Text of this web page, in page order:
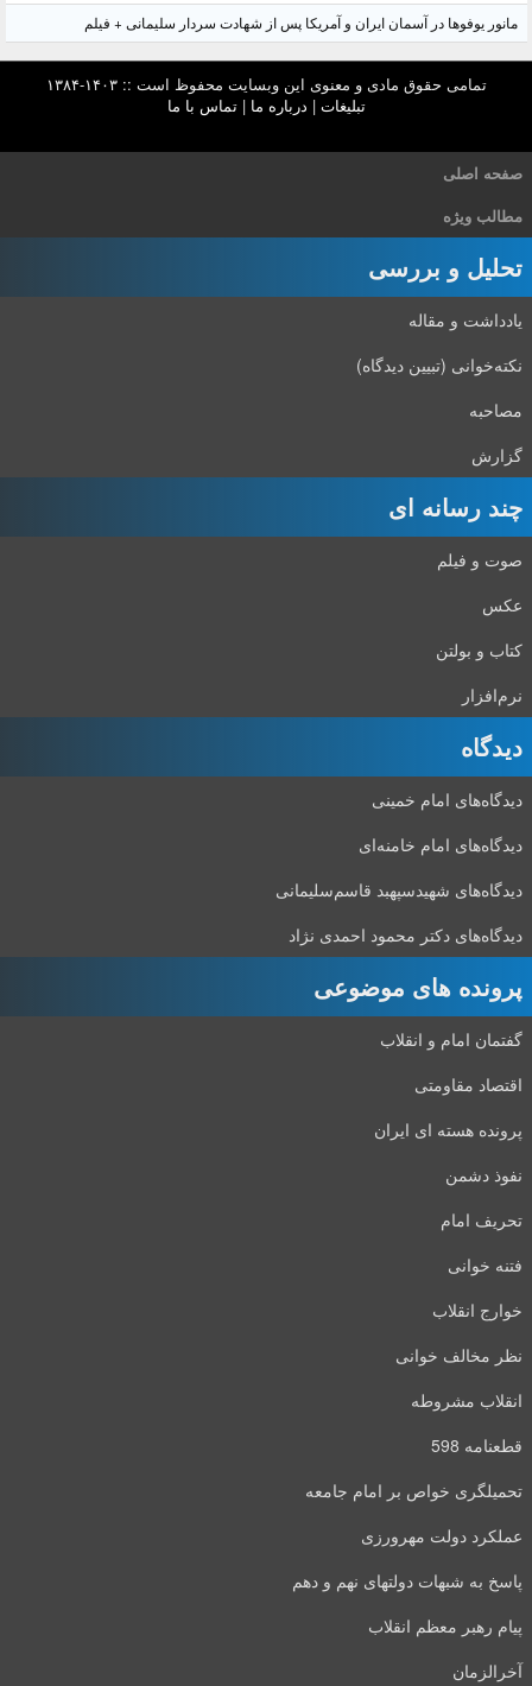
مانور یوفوها در آسمان ایران و آمریکا پس از شهادت سردار سلیمانی + فیلم
تمامی حقوق مادی و معنوی این وبسایت محفوظ است :: ۱۴۰۳-۱۳۸۴
تبلیغات | درباره ما |تماس با ما
صفحه اصلی
مطالب ویژه
تحلیل و بررسی
یادداشت و مقاله
نکته‌خوانی (تبیین دیدگاه)
مصاحبه
گزارش
چند رسانه ای
صوت و فیلم
عکس
کتاب و بولتن
نرم‌افزار
دیدگاه‌
دیدگاه‌های امام خمینی
دیدگاه‌های امام خامنه‌ای
دیدگاه‌های شهید‌سپهبد قاسم‌سلیمانی
دیدگاه‌های دکتر محمود احمدی نژاد
پرونده های موضوعی
گفتمان امام و انقلاب
اقتصاد مقاومتی
پرونده هسته ای ایران
نفوذ دشمن
تحریف امام
فتنه خوانی
خوارج انقلاب
نظر مخالف خوانی
انقلاب مشروطه
قطعنامه 598
تحمیلگری خواص بر امام جامعه
عملکرد دولت مهرورزی
پاسخ به شبهات دولتهای نهم و دهم
پیام رهبر معظم انقلاب
آخرالزمان